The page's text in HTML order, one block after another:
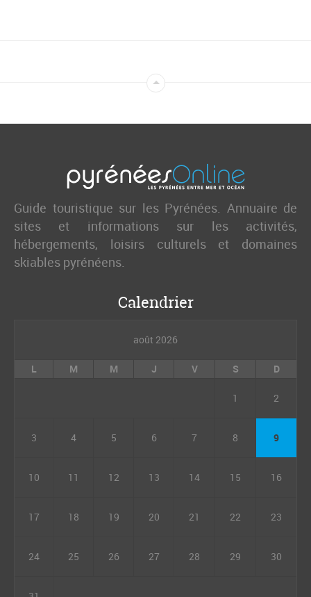
Guide touristique sur les Pyrénées. Annuaire de
sites et informations sur les activités,
hébergements, loisirs culturels et domaines
skiables pyrénéens.
Calendrier
août 2026
L M M J V S D
1 2
3 4 5 6 7 8 9
10 11 12 13 14 15 16
17 18 19 20 21 22 23
24 25 26 27 28 29 30